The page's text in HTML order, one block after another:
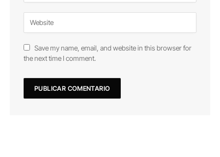
Save my name, email, and website in this browser for
the next time I comment.